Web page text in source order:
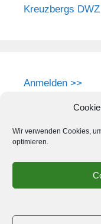
Wir verwenden Cookies,
optimieren.
Kreuzbergs DWZ
Anmelden >>